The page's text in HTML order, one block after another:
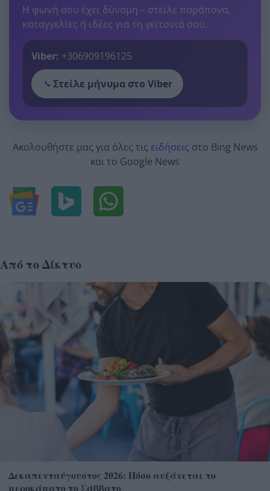
Η φωνή σου έχει δύναμη – στείλε παράπονα,
καταγγελίες ή ιδέες για τη γειτονιά σου.
Viber: +306909196125
Στείλε μήνυμα στο Viber
Ακολουθήστε μας για όλες τις ειδήσεις στο Bing News
και το Google News
Από το Δίκτυο
Δεκαπενταύγουστος 2026: Πόσο αυξάνεται το
μεροκάματο το Σάββατο